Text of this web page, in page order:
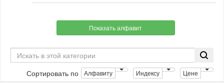
Показать алфавит
Сортировать по Алфавиту Индексу Цене